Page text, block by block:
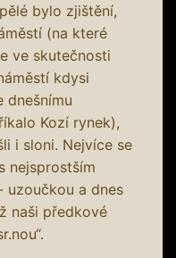
bylo zjištění,
(na které
ve skutečnosti
kdysi
dnešnímu
Kozí rynek),
i sloni. Nejvíce se
nejsprostším
uzoučkou a dnes
naši předkové